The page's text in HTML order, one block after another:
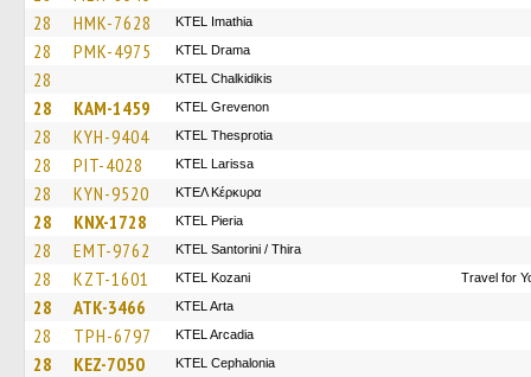
28
HMK-7628 KTEL Imathia
28 PMK-4975 KTEL Drama
28 ΚΤΕL Chalkidikis
28 KAM-1459 ΚΤΕL Grevenon
28 KYH-9404 KTEL Thesprotia
28 PIT-4028 KTEL Larissa
28 KYN-9520 ΚΤΕΛ Κέρκυρα
28 KNX-1728 KTEL Pieria
28 EMT-9762 KTEL Santorini / Thira
28 KZT-1601 ΚΤΕL Kozani Travel for
28 ATK-3466 KTEL Arta
28 TPH-6797 KTEL Arcadia
28 KEZ-7050 KTEL Cephalonia